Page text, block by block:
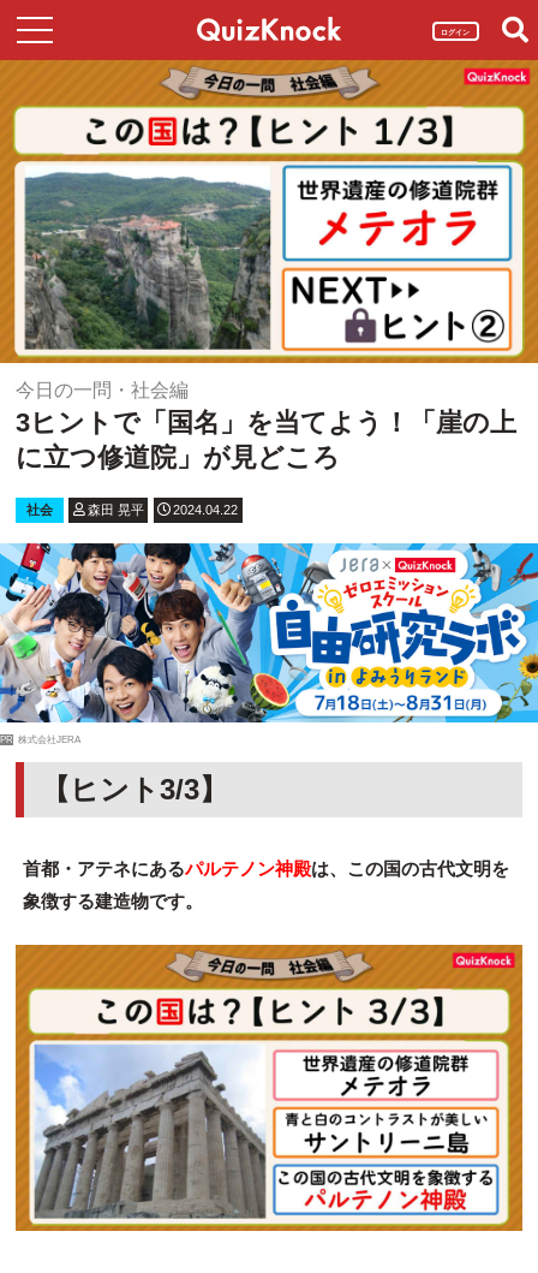
ログイン
今日の一問・社会編
3ヒントで「国名」を当てよう！「崖の上
に立つ修道院」が見どころ
社会 森田 晃平 2024.04.22
PR 株式会社JERA
【ヒント3/3】
首都・アテネにあるパルテノン神殿は、この国の古代文明を
象徴する建造物です。